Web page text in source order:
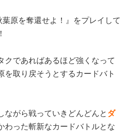
原を奪還せよ！』をプレイして
クであればあるほど強くなって
を取り戻そうとするカードバト
ながら戦っていきどんどんと ダ
わった斬新なカードバトルとな